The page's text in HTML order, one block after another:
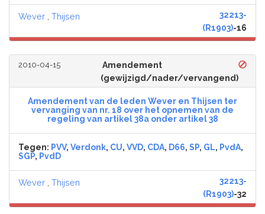
Wever Thijsen
32213-
(R1903)-16
2010-04-15
Amendement
(gewijzigd/nader/vervangend)
Amendement van de leden Wever en Thijsen ter
vervanging van nr. 18 over het opnemen van de
regeling van artikel 38a onder artikel 38
Tegen: PVV, Verdonk, CU, VVD, CDA, D66, SP, GL, PvdA,
SGP, PvdD
Wever Thijsen
32213-
(R1903)-32